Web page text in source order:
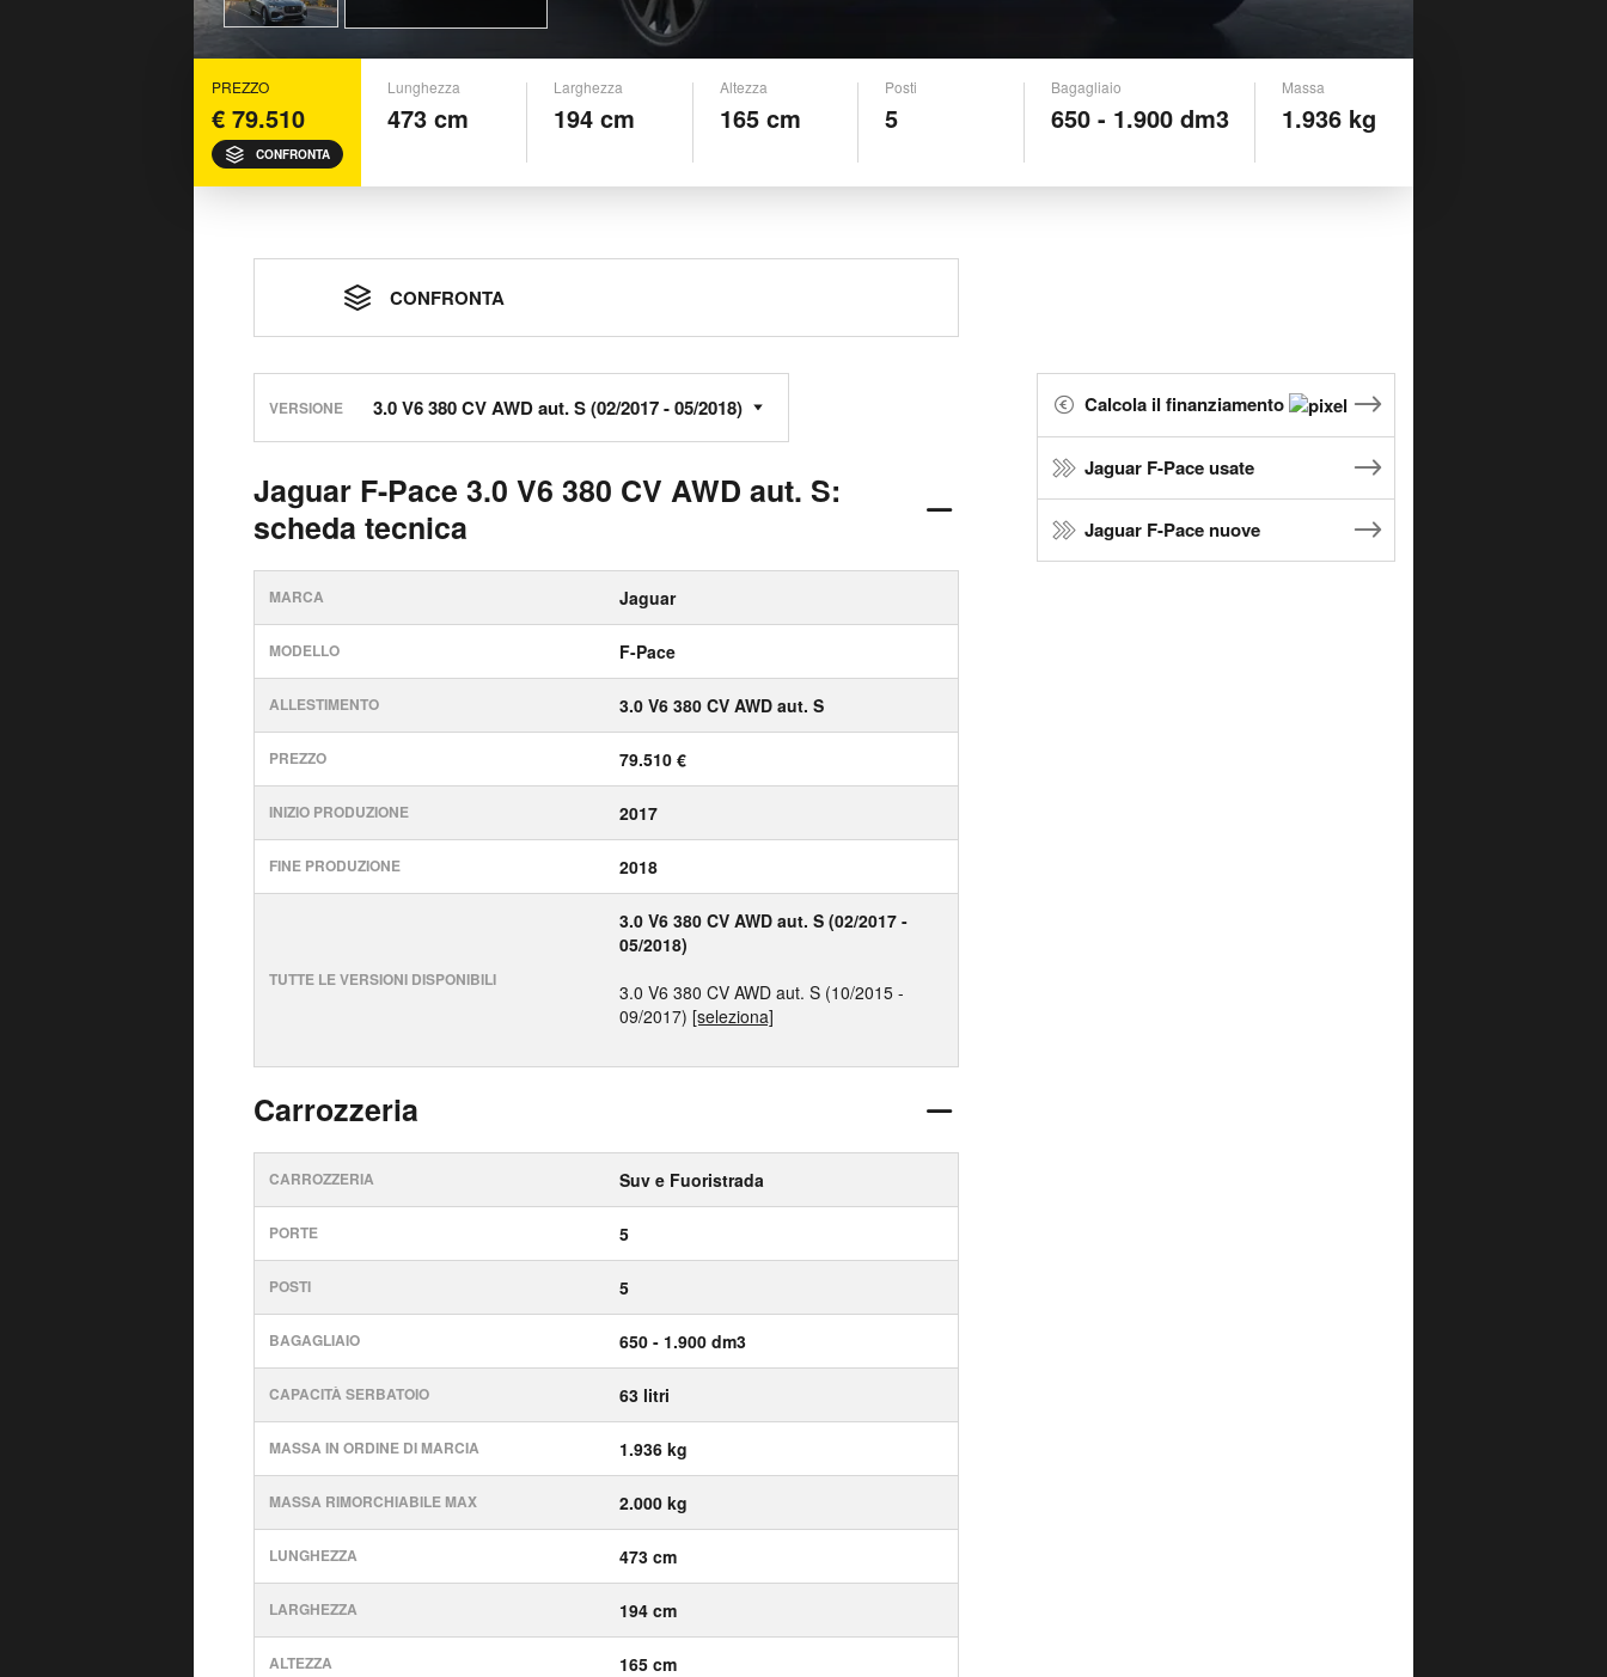
PREZZO
€ 79.510
CONFRONTA
Lunghezza
473 cm
Larghezza
194 cm
Altezza
165 cm
Posti
5
Bagagliaio
650 - 1.900 dm3
Massa
1.936 kg
CONFRONTA
VERSIONE
Jaguar F-Pace 3.0 V6 380 CV AWD aut. S:
scheda tecnica
MARCA Jaguar
MODELLO F-Pace
ALLESTIMENTO 3.0 V6 380 CV AWD aut. S
PREZZO 79.510 €
INIZIO PRODUZIONE 2017
FINE PRODUZIONE 2018
TUTTE LE VERSIONI DISPONIBILI
3.0 V6 380 CV AWD aut. S (02/2017 -
05/2018)
3.0 V6 380 CV AWD aut. S (10/2015 -
09/2017) [seleziona]
Carrozzeria
CARROZZERIA Suv e Fuoristrada
PORTE 5
POSTI 5
BAGAGLIAIO 650 - 1.900 dm3
CAPACITÀ SERBATOIO 63 litri
MASSA IN ORDINE DI MARCIA 1.936 kg
MASSA RIMORCHIABILE MAX 2.000 kg
LUNGHEZZA 473 cm
LARGHEZZA 194 cm
ALTEZZA 165 cm
Calcola il finanziamento
Jaguar F-Pace usate
Jaguar F-Pace nuove